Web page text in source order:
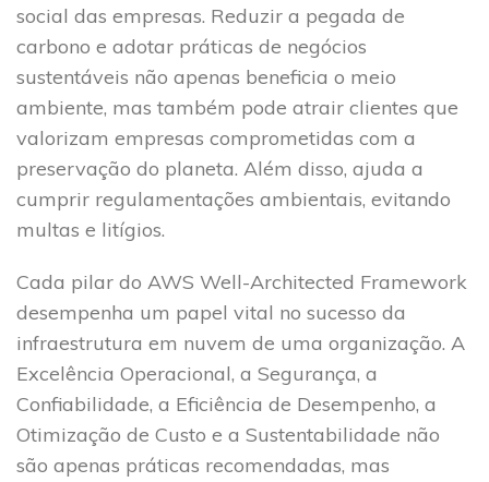
social das empresas. Reduzir a pegada de
carbono e adotar práticas de negócios
sustentáveis não apenas beneficia o meio
ambiente, mas também pode atrair clientes que
valorizam empresas comprometidas com a
preservação do planeta. Além disso, ajuda a
cumprir regulamentações ambientais, evitando
multas e litígios.
Cada pilar do AWS Well-Architected Framework
desempenha um papel vital no sucesso da
infraestrutura em nuvem de uma organização. A
Excelência Operacional, a Segurança, a
Confiabilidade, a Eficiência de Desempenho, a
Otimização de Custo e a Sustentabilidade não
são apenas práticas recomendadas, mas